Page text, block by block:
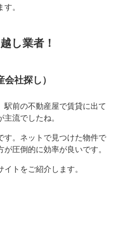
。
し業者！
社探し）
駅前の不動産屋で賃貸に出て
流でしたね。
す。ネットで見つけた物件で
圧倒的に効率が良いです。
トをご紹介します。